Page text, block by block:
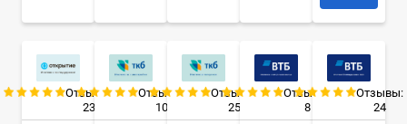
Отзывы:
23
Отзывы:
10
Отзывы:
25
Отзывы:
8
Отзывы:
24